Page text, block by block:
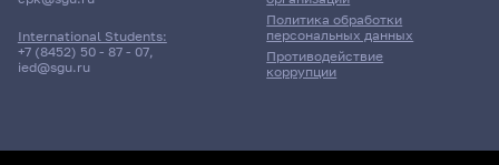
International Students:
+7 (8452) 50 - 87 - 07,
ied@sgu.ru
Политика обработки
персональных данных
Противодействие
коррупции